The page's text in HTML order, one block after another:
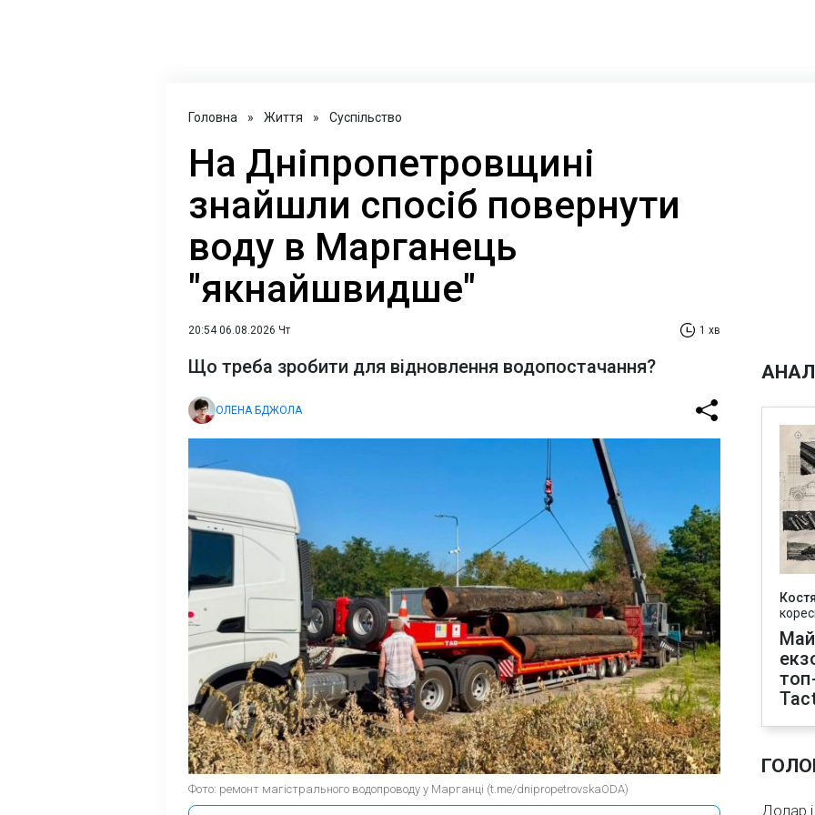
Головна » Життя » Суспільство
На Дніпропетровщині
знайшли спосіб повернути
воду в Марганець
"якнайшвидше"
20:54 06.08.2026 Чт 1 хв
Що треба зробити для відновлення водопостачання?
ОЛЕНА БДЖОЛА
Фото: ремонт магістрального водопроводу у Марганці (t.me/dnipropetrovskaODA)
Долар